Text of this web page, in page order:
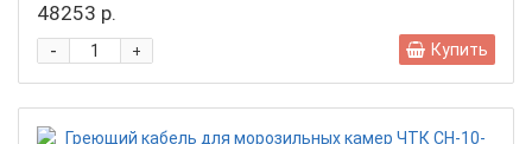
48253 р.
+
- Купить